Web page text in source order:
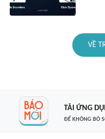
VỀ
TẢI ỨNG
ĐỂ KHÔNG BỎ